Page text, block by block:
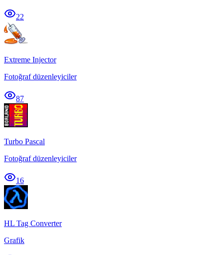
22
Extreme Injector
Fotoğraf düzenleyiciler
87
Turbo Pascal
Fotoğraf düzenleyiciler
16
HL Tag Converter
Grafik